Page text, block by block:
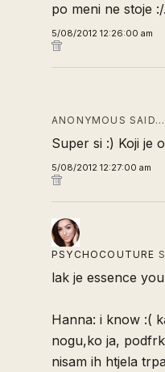
po meni ne stoje :/.
5/08/2012 12:26:00 am
ANONYMOUS SAID…
Super si :) Koji je
5/08/2012 12:27:00 am
PSYCHOCOUTURE
lak je essence
Hanna: i know :(
nogu,ko ja,
nisam ih htjela